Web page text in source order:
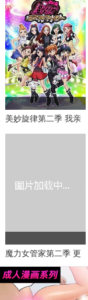
美妙旋律第二季 我亲
爱的未来
魔力女管家第二季 更
美丽的事物